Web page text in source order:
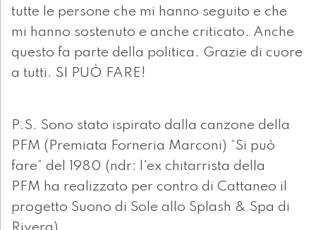
tutte le persone che mi hanno seguito e che
mi hanno sostenuto e anche criticato. Anche
questo fa parte della politica. Grazie di cuore
a tutti. SI PUÒ FARE!
P.S. Sono stato ispirato dalla canzone della
PFM (Premiata Forneria Marconi) “Si può
fare” del 1980 (ndr: l'ex chitarrista della
PFM ha realizzato per contro di Cattaneo il
progetto Suono di Sole allo Splash & Spa di